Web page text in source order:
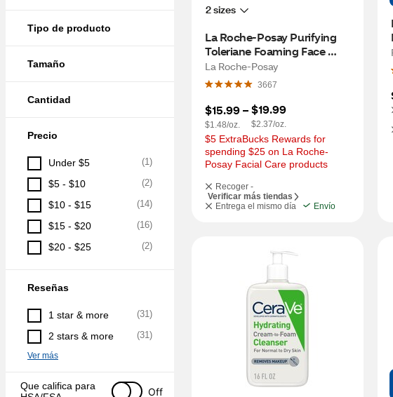
Tipo de producto
Tamaño
Cantidad
Precio
Under $5 (1)
$5 - $10 (2)
$10 - $15 (14)
$15 - $20 (16)
$20 - $25 (2)
Reseñas
1 star & more (31)
2 stars & more (31)
Ver más
Que califica para
Off
2 sizes
La Roche-Posay Purifying
Toleriane Foaming Face
Wash for Oily Skin, 13.5 OZ
La Roche-Posay
3667
$15.99 –
$1.48/oz.
$19.99
$2.37/oz.
$5 ExtraBucks Rewards for
spending $25 on La Roche-
Posay Facial Care products
Recoger -
Verificar más tiendas
Entrega el mismo día
Envío